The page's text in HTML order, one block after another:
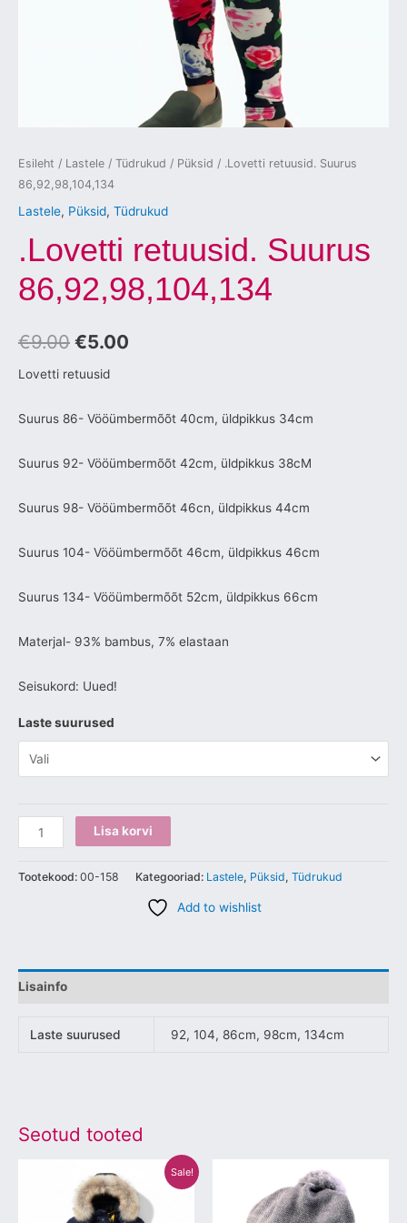
Esileht / Lastele / Tüdrukud / Püksid / .Lovetti retuusid. Suurus
86,92,98,104,134
Lastele, Püksid, Tüdrukud
.Lovetti retuusid. Suurus
86,92,98,104,134
€9.00 €5.00
Lovetti retuusid
Suurus 86- Vööümbermõõt 40cm, üldpikkus 34cm
Suurus 92- Vööümbermõõt 42cm, üldpikkus 38cM
Suurus 98- Vööümbermõõt 46cn, üldpikkus 44cm
Suurus 104- Vööümbermõõt 46cm, üldpikkus 46cm
Suurus 134- Vööümbermõõt 52cm, üldpikkus 66cm
Materjal- 93% bambus, 7% elastaan
Seisukord: Uued!
Laste suurused
Lisa korvi
Tootekood: 00-158 Kategooriad: Lastele, Püksid, Tüdrukud
Add to wishlist
Lisainfo
Laste suurused 92, 104, 86cm, 98cm, 134cm
Seotud tooted
Sale!
hind
oli:
€649.00.
Praegune
hind
on:
€280.00.
tootel
on
tootel
on